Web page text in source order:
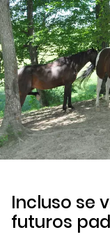
Incluso se
futuros